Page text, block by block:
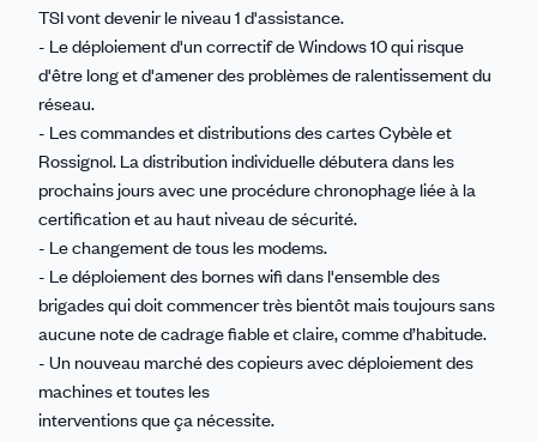
TSI vont devenir le niveau 1 d'assistance.
- Le déploiement d'un correctif de Windows 10 qui risque
d'être long et d'amener des problèmes de ralentissement du
réseau.
- Les commandes et distributions des cartes Cybèle et
Rossignol. La distribution individuelle débutera dans les
prochains jours avec une procédure chronophage liée à la
certification et au haut niveau de sécurité.
- Le changement de tous les modems.
- Le déploiement des bornes wifi dans l'ensemble des
brigades qui doit commencer très bientôt mais toujours sans
aucune note de cadrage fiable et claire, comme d’habitude.
- Un nouveau marché des copieurs avec déploiement des
machines et toutes les
interventions que ça nécessite.